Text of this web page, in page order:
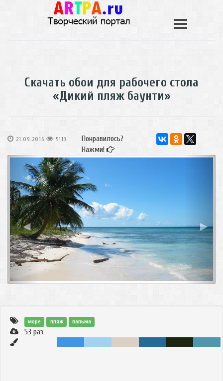
Скачать обои для рабочего стола
«Дикий пляж баунти»
21.09.2016 5113
Понравилось?
Нажми!
◀ ▶
море пляж пальма
53 раз